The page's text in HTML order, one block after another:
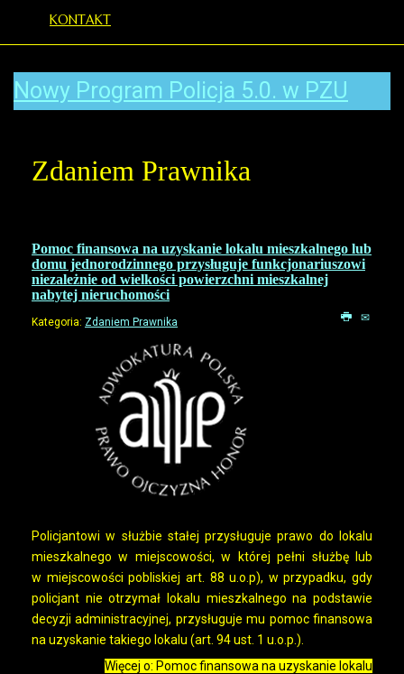
KONTAKT
Nowy Program Policja 5.0. w PZU
Zdaniem Prawnika
Pomoc finansowa na uzyskanie lokalu mieszkalnego lub
domu jednorodzinnego przysługuje funkcjonariuszowi
niezależnie od wielkości powierzchni mieszkalnej
nabytej nieruchomości
Kategoria: Zdaniem Prawnika
Policjantowi w służbie stałej przysługuje prawo do lokalu
mieszkalnego w miejscowości, w której pełni służbę lub
w miejscowości pobliskiej art. 88 u.o.p), w przypadku, gdy
policjant nie otrzymał lokalu mieszkalnego na podstawie
decyzji administracyjnej, przysługuje mu pomoc finansowa
na uzyskanie takiego lokalu (art. 94 ust. 1 u.o.p.).
Więcej o: Pomoc finansowa na uzyskanie lokalu